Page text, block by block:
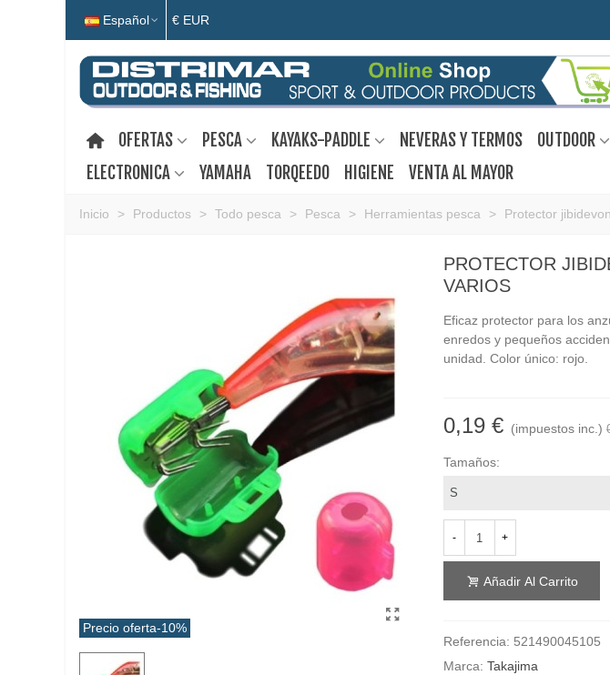
Español € EUR
OFERTAS PESCA KAYAKS-PADDLE NEVERAS Y TERMOS OUTDOOR
ELECTRONICA
YAMAHA TORQEEDO HIGIENE VENTA AL MAYOR
Inicio > Productos > Todo pesca > Pesca > Herramientas pesca > Protector
Precio oferta-10%
PROTECTOR
VARIOS
Eficaz protector para los
enredos y pequeños
unidad. Color único: rojo.
0,19 € (impuestos inc.)
Tamaños:
- +
Añadir Al Carrito
Referencia: 521490045105
Marca: Takajima